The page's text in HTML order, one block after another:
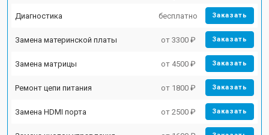
Диагностика бесплатно Заказать
Замена материнской платы от 3300 ₽ Заказать
Замена матрицы от 4500 ₽ Заказать
Ремонт цепи питания от 1800 ₽ Заказать
Замена HDMI порта от 2500 ₽ Заказать